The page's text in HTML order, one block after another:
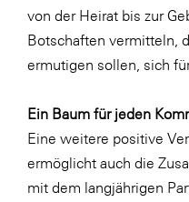
von der Heirat bis zur
Botschaften vermitteln,
ermutigen sollen, sich
Ein Baum für jeden
Eine weitere positive
ermöglicht auch die
mit dem langjährigen